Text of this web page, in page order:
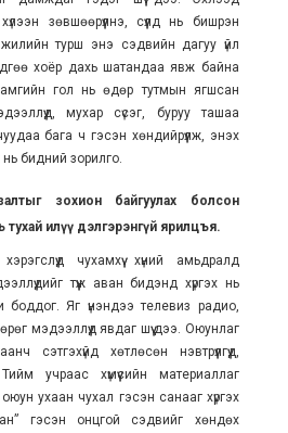
зөвшөөрүүлнэ, сүүлд нь бишрэн
турш энэ сэдвийн дагуу үйл
хоёр дахь шатандаа явж байна
гол нь өдөр тутмын ягшсан
мухар сүсэг, буруу ташаа
бага ч гэсэн хөндийрүүлж, энэхүү
нь бидний зорилго.
зохион байгуулах болсон
тухай илүү дэлгэрэнгүй ярилцъя.
чухамхүү хүний амьдралд
түүж аван бидэнд хүргэх нь
Яг үнэндээ телевиз радио,
мэдээллүүд явдаг шүү дээ. Оюунлаг
сэтгэхүйд хөтлөсөн нэвтрүүлгүүд,
учраас хүмүүсийн материаллаг
ухаан чухал гэсэн санааг хүргэх
гэсэн онцгой сэдвийг хөндөх